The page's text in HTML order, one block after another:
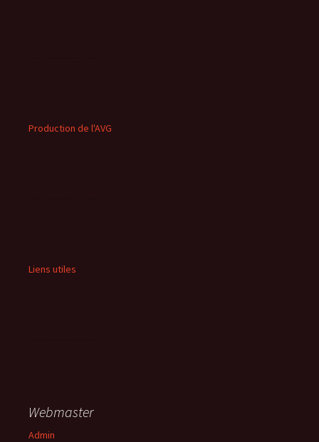
Production de l'AVG
Liens utiles
Webmaster
Admin